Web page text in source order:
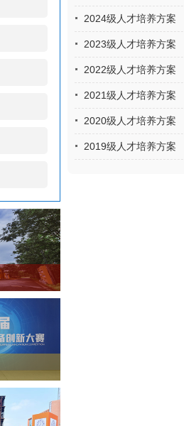
2024级人才培养方案
2023级人才培养方案
2022级人才培养方案
2021级人才培养方案
2020级人才培养方案
2019级人才培养方案